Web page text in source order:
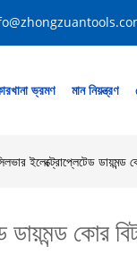
ভ্রমণ মান নিয়ন্ত্রণ
ইলেক্ট্রোপ্লেটেড
ডায়মন্ড কোর